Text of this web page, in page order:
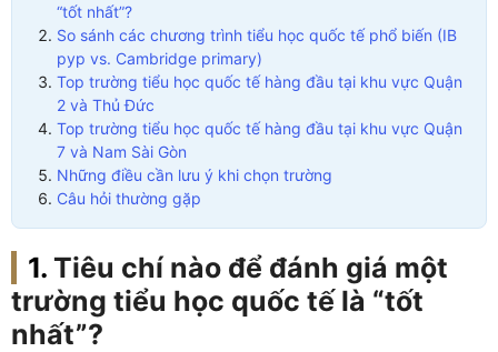
“tốt nhất”?
So sánh các chương trình tiểu học quốc tế phổ biến (IB
pyp vs. Cambridge primary)
Top trường tiểu học quốc tế hàng đầu tại khu vực Quận
2 và Thủ Đức
Top trường tiểu học quốc tế hàng đầu tại khu vực Quận
7 và Nam Sài Gòn
Những điều cần lưu ý khi chọn trường
Câu hỏi thường gặp
Tiêu chí nào để đánh giá một
trường tiểu học quốc tế là “tốt
nhất”?